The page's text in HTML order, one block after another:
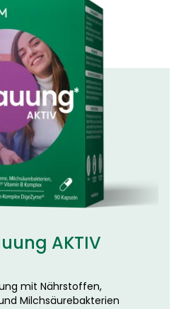
AKTIV
mit Nährstoffen,
Milchsäurebakterien